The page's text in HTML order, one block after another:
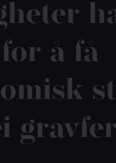
for å få